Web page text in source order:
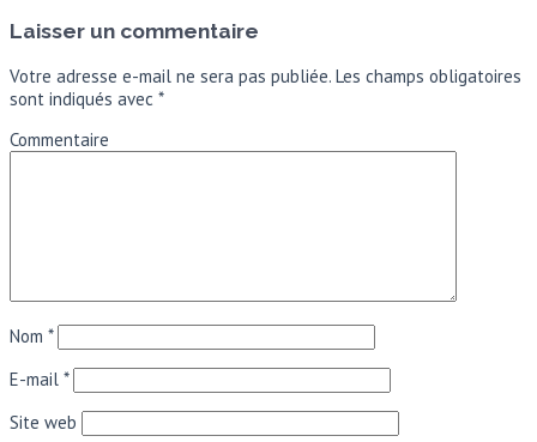
Laisser un commentaire
Votre adresse e-mail ne sera pas publiée. Les champs obligatoires
sont indiqués avec *
Commentaire
Nom *
E-mail *
Site web